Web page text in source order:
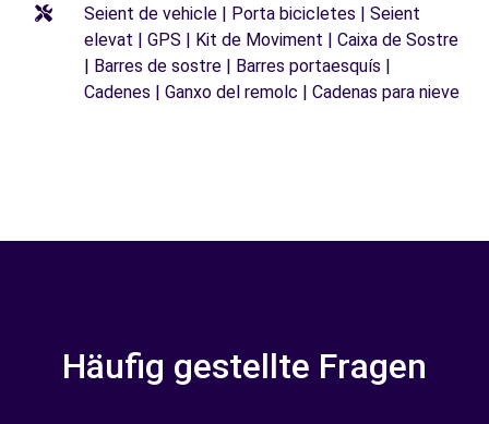
Seient de vehicle | Porta bicicletes | Seient
elevat | GPS | Kit de Moviment | Caixa de Sostre
| Barres de sostre | Barres portaesquís |
Cadenes | Ganxo del remolc | Cadenas para nieve
Häufig gestellte Fragen